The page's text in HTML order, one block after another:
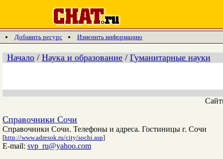
Добавить ресурс Изменить информацию
Начало / Наука и образование / Гуманитарные науки
Справочники Сочи
Справочники Сочи. Телефоны и адреса. Гостиницы г. Сочи
[http://www.adresok.ru/city/sochi.asp]
E-mail: svp_ru@yahoo.com